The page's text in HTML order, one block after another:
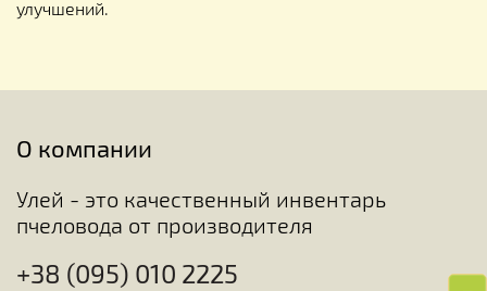
улучшений.
О компании
Улей - это качественный инвентарь
пчеловода от производителя
+38 (095) 010 2225